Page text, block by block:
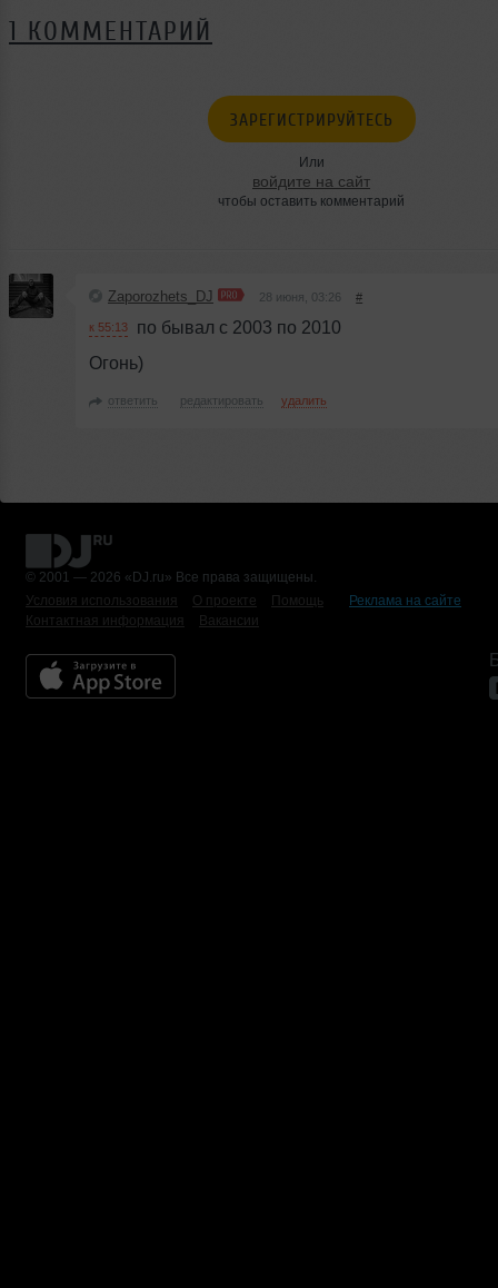
1 КОММЕНТАРИЙ
ЗАРЕГИСТРИРУЙТЕСЬ
Или
войдите на сайт
чтобы оставить комментарий
Zaporozhets_DJ 28 июня, 03:26 #
к 55:13
по бывал с 2003 по 2010
Огонь)
ответить редактировать удалить
© 2001 — 2026 «DJ.ru» Все права защищены.
Условия использования
О проекте Помощь
Реклама на сайте
Контактная информация
Вакансии